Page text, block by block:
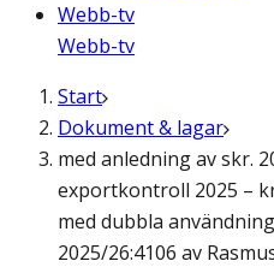
Webb-tv
Webb-tv
Start
Dokument & lagar
med anledning av skr.
exportkontroll 2025 –
med dubbla
2025/26:4106 av